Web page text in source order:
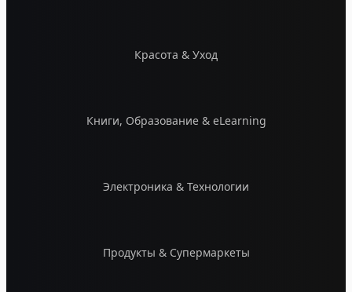
Красота & Уход
Книги, Образование & eLearning
Электроника & Технологии
Продукты & Супермаркеты